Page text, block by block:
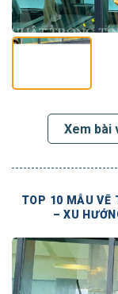
Xem bài
TOP 10 MẪU VẼ
– XU